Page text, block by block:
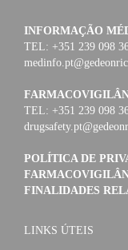
INFORMAÇÃO
TEL: +351 239 098
TEL: +351 239 098
POLÍTICA DE
FINALIDADES
LINKS ÚTEIS